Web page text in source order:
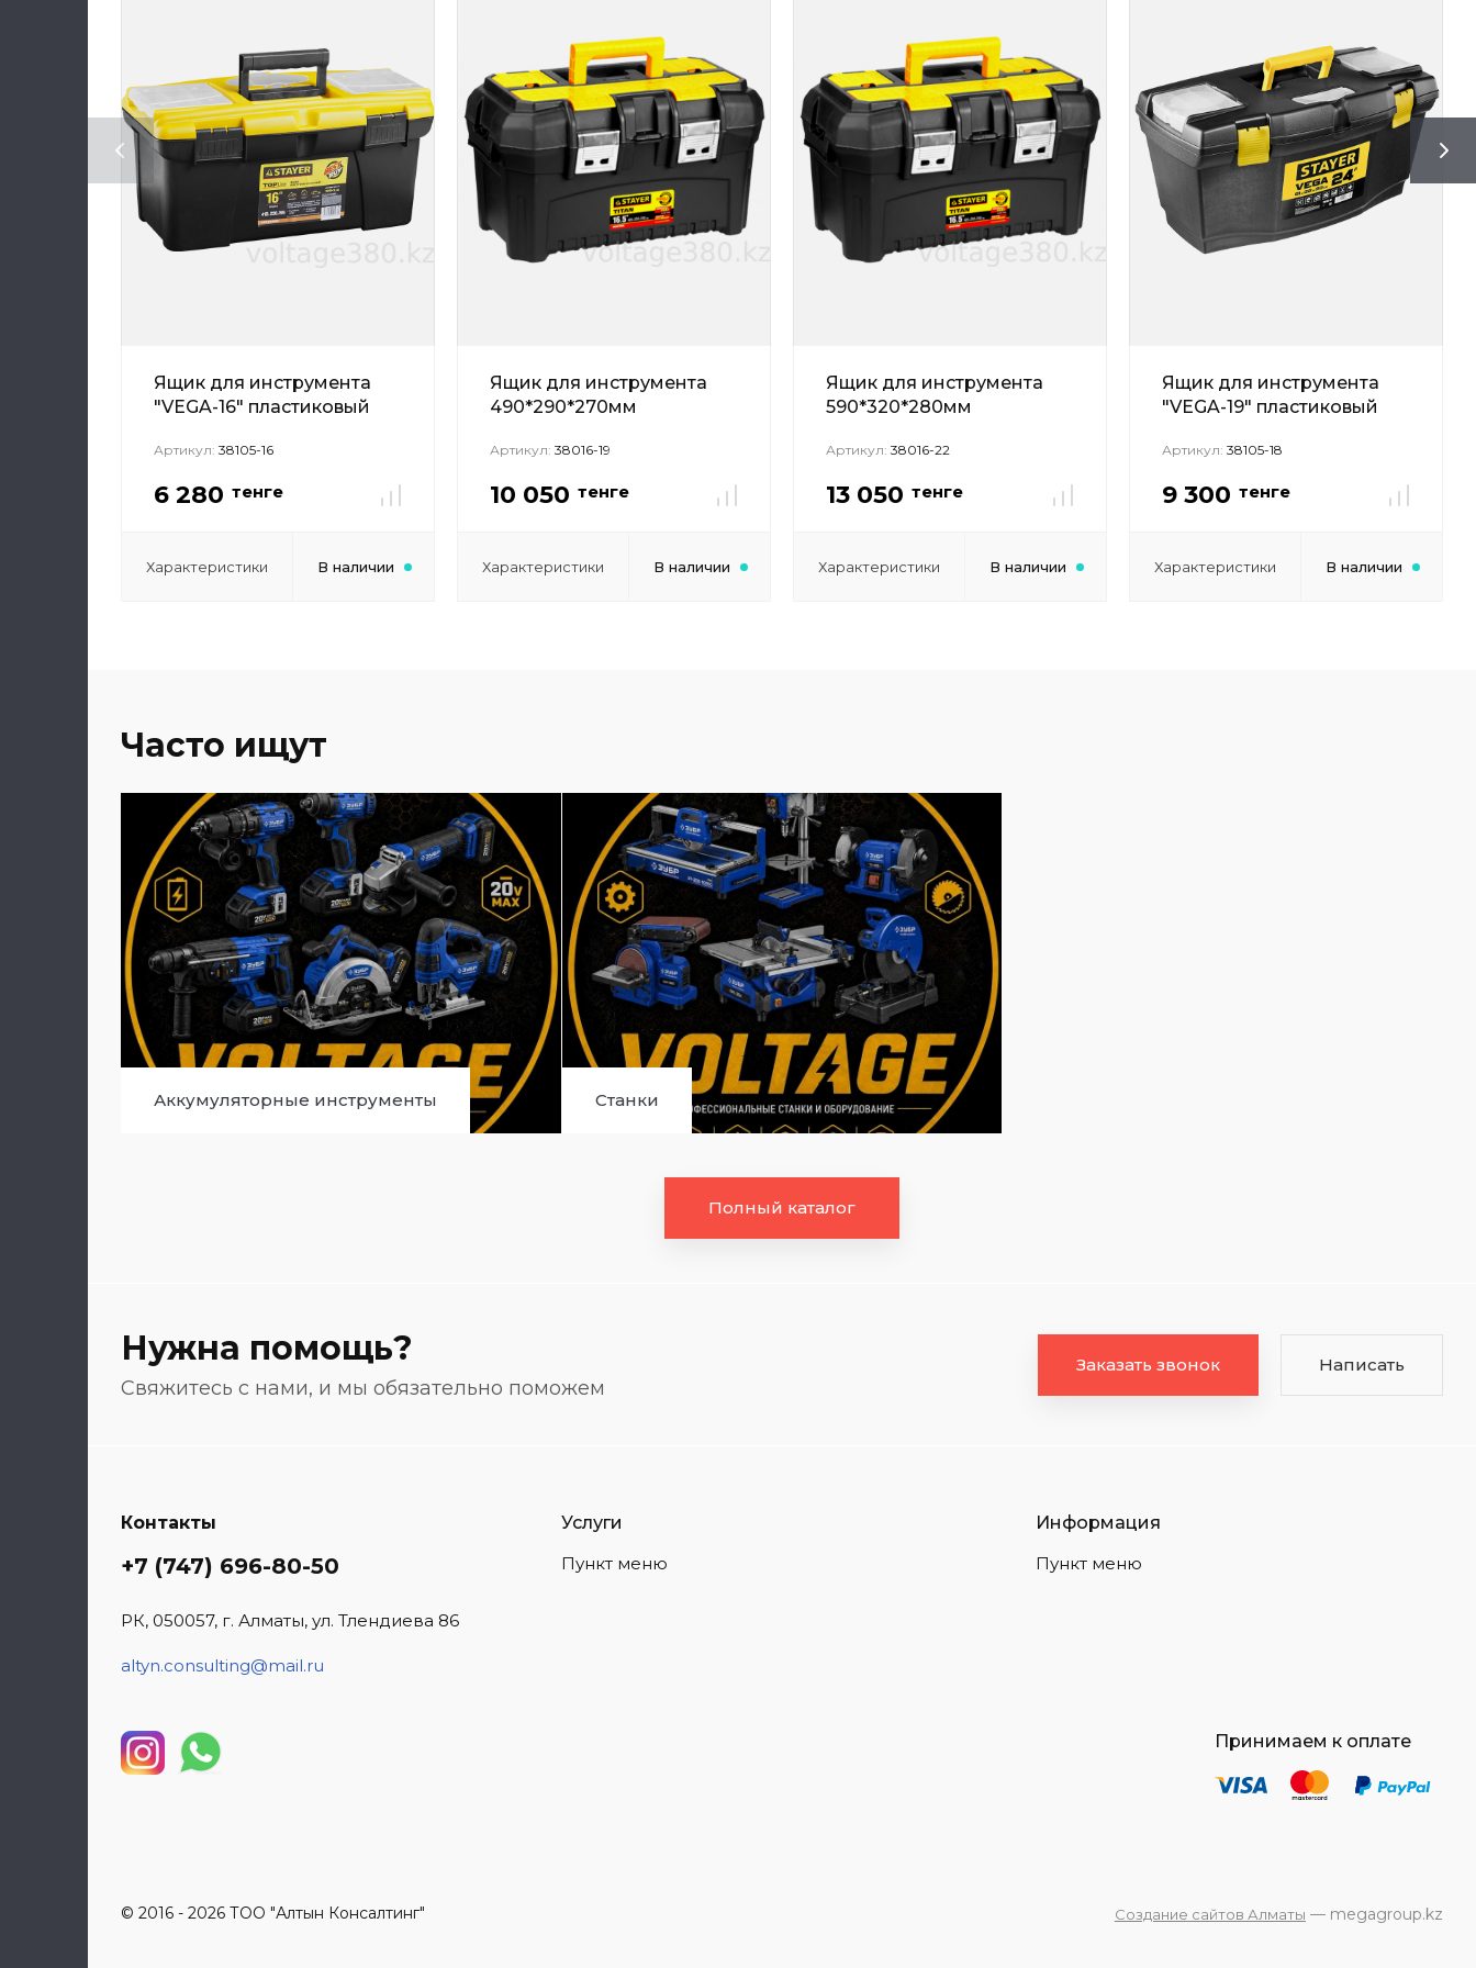
Ящик для инструмента
"VEGA-16" пластиковый
Артикул: 38105-16
6 280 тенге
Характеристики В наличии
Ящик для инструмента
490*290*270мм
Артикул: 38016-19
10 050 тенге
Характеристики В наличии
Ящик для инструмента
590*320*280мм
Артикул: 38016-22
13 050 тенге
Характеристики В наличии
Ящик для инструмента
"VEGA-19" пластиковый
Артикул: 38105-18
9 300 тенге
Характеристики В наличии
Часто ищут
Аккумуляторные инструменты Станки
Полный каталог
Нужна помощь?
Свяжитесь с нами, и мы обязательно поможем
Заказать звонок Написать
Контакты
+7 (747) 696-80-50
РК, 050057, г. Алматы, ул. Тлендиева 86
altyn.consulting@mail.ru
Услуги
Пункт меню
Информация
Пункт меню
Принимаем к оплате
© 2016 - 2026 ТОО "Алтын Консалтинг" Создание сайтов Алматы — megagroup.kz